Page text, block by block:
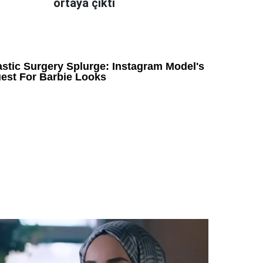
ortaya çıktı